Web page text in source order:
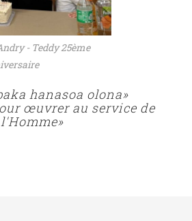
- Teddy 25ème
hanasoa olona»
œuvrer au service de
l'Homme»